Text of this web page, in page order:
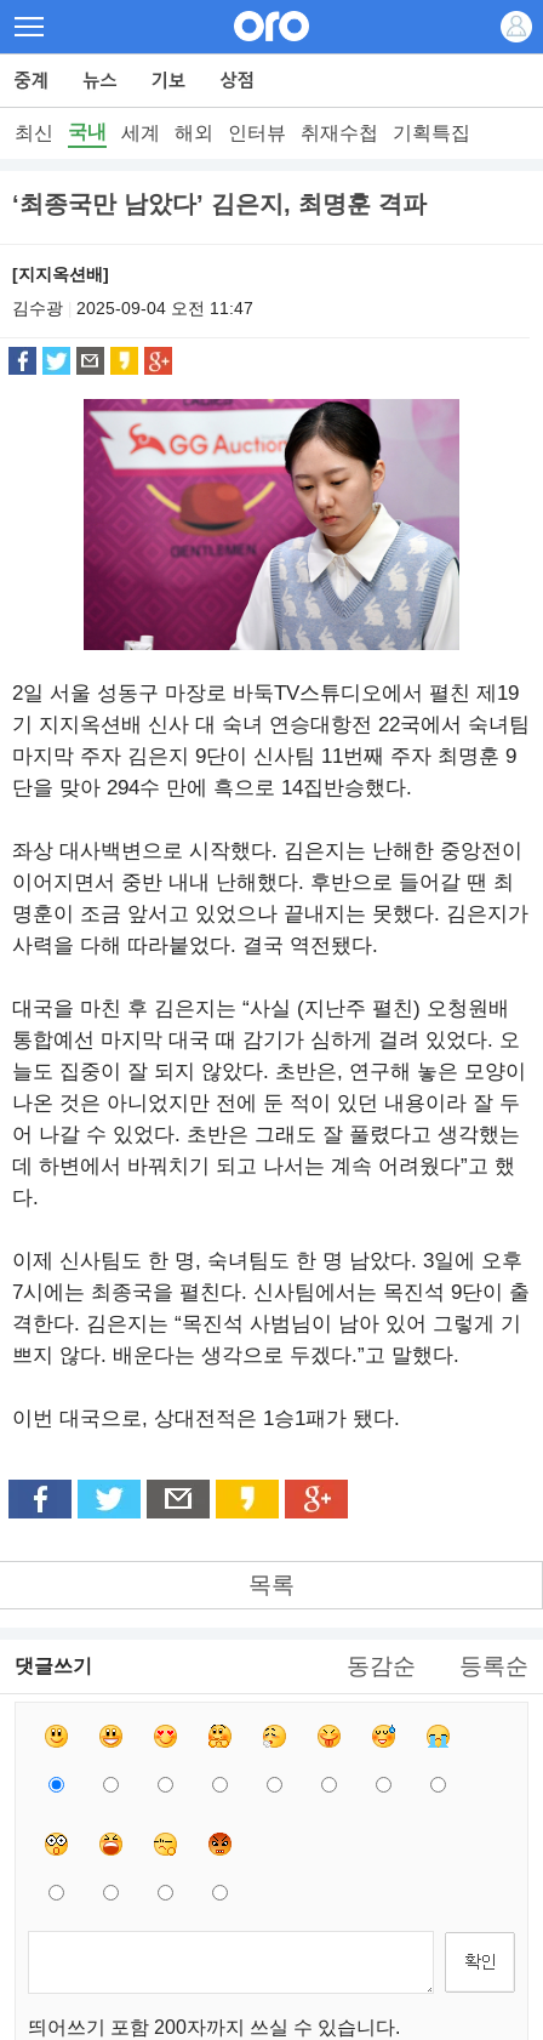
최신 국내 세계 해외 인터뷰 취재수첩 기획특집
‘최종국만 남았다’ 김은지, 최명훈 격파
[지지옥션배]
김수광
2025-09-04 오전 11:47
2일 서울 성동구 마장로 바둑TV스튜디오에서 펼친 제19
기 지지옥션배 신사 대 숙녀 연승대항전 22국에서 숙녀팀
마지막 주자 김은지 9단이 신사팀 11번째 주자 최명훈 9
단을 맞아 294수 만에 흑으로 14집반승했다.
좌상 대사백변으로 시작했다. 김은지는 난해한 중앙전이
이어지면서 중반 내내 난해했다. 후반으로 들어갈 땐 최
명훈이 조금 앞서고 있었으나 끝내지는 못했다. 김은지가
사력을 다해 따라붙었다. 결국 역전됐다.
대국을 마친 후 김은지는 “사실 (지난주 펼친) 오청원배
통합예선 마지막 대국 때 감기가 심하게 걸려 있었다. 오
늘도 집중이 잘 되지 않았다. 초반은, 연구해 놓은 모양이
나온 것은 아니었지만 전에 둔 적이 있던 내용이라 잘 두
어 나갈 수 있었다. 초반은 그래도 잘 풀렸다고 생각했는
데 하변에서 바꿔치기 되고 나서는 계속 어려웠다”고 했
다.
이제 신사팀도 한 명, 숙녀팀도 한 명 남았다. 3일에 오후
7시에는 최종국을 펼친다. 신사팀에서는 목진석 9단이 출
격한다. 김은지는 “목진석 사범님이 남아 있어 그렇게 기
쁘지 않다. 배운다는 생각으로 두겠다.”고 말했다.
이번 대국으로, 상대전적은 1승1패가 됐다.
목록
댓글쓰기 동감순 등록순
띄어쓰기 포함 200자까지 쓰실 수 있습니다.